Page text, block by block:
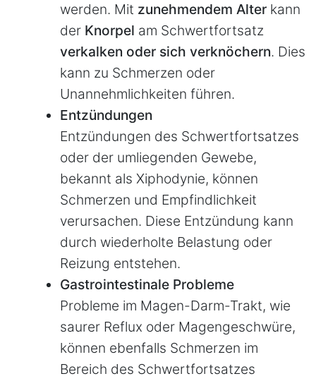
werden. Mit zunehmendem Alter kann
der Knorpel am Schwertfortsatz
verkalken oder sich verknöchern. Dies
kann zu Schmerzen oder
Unannehmlichkeiten führen.
Entzündungen
Entzündungen des Schwertfortsatzes
oder der umliegenden Gewebe,
bekannt als Xiphodynie, können
Schmerzen und Empfindlichkeit
verursachen. Diese Entzündung kann
durch wiederholte Belastung oder
Reizung entstehen.
Gastrointestinale Probleme
Probleme im Magen-Darm-Trakt, wie
saurer Reflux oder Magengeschwüre,
können ebenfalls Schmerzen im
Bereich des Schwertfortsatzes